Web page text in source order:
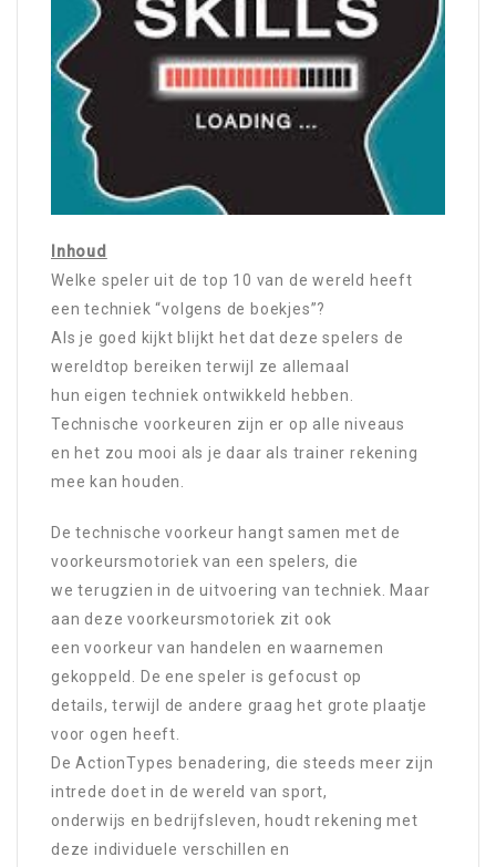
Inhoud
Welke speler uit de top 10 van de wereld heeft
een techniek “volgens de boekjes”?
Als je goed kijkt blijkt het dat deze spelers de
wereldtop bereiken terwijl ze allemaal
hun eigen techniek ontwikkeld hebben.
Technische voorkeuren zijn er op alle niveaus
en het zou mooi als je daar als trainer rekening
mee kan houden.
De technische voorkeur hangt samen met de
voorkeursmotoriek van een spelers, die
we terugzien in de uitvoering van techniek. Maar
aan deze voorkeursmotoriek zit ook
een voorkeur van handelen en waarnemen
gekoppeld. De ene speler is gefocust op
details, terwijl de andere graag het grote plaatje
voor ogen heeft.
De ActionTypes benadering, die steeds meer zijn
intrede doet in de wereld van sport,
onderwijs en bedrijfsleven, houdt rekening met
deze individuele verschillen en